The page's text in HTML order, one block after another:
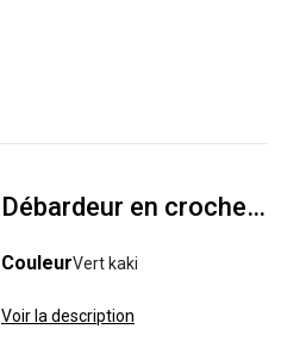
Débardeur en crochet motif palmier
CouleurVert kaki
Voir la description